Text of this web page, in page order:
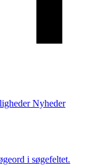
Nyheder
i søgefeltet.